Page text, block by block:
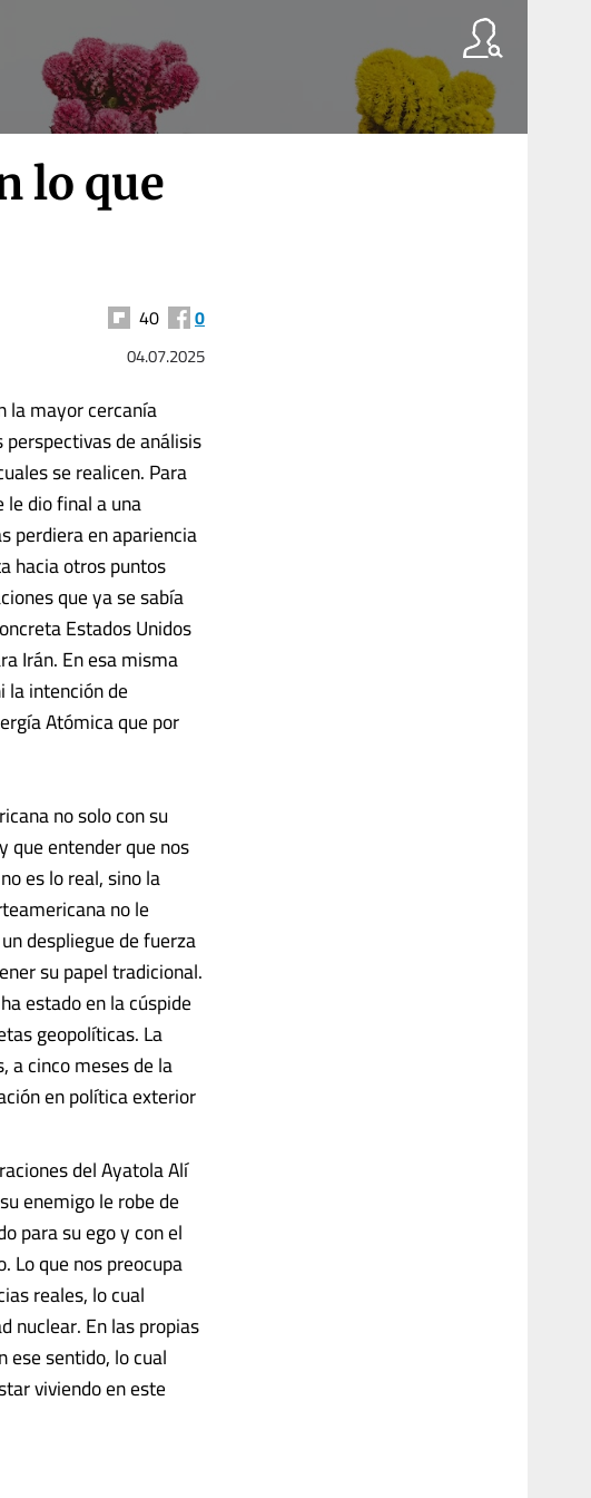
lo que
40 0
04.07.2025
la mayor cercanía
de análisis
se realicen. Para
dio final a una
perdiera en apariencia
hacia otros puntos
que ya se sabía
Estados Unidos
Irán. En esa misma
la intención de
Atómica que por
no solo con su
que entender que nos
es lo real, sino la
no le
despliegue de fuerza
su papel tradicional.
estado en la cúspide
geopolíticas. La
a cinco meses de la
en política exterior
del Ayatola Alí
enemigo le robe de
para su ego y con el
Lo que nos preocupa
reales, lo cual
nuclear. En las propias
ese sentido, lo cual
viviendo en este